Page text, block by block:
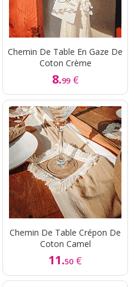
Chemin De Table En Gaze De
Coton Crème
8.99 €
Chemin De Table Crépon De
Coton Camel
11.50 €